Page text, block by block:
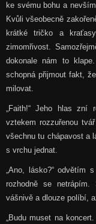
ke svému bohu a
Kvůli všeobecně
krátké tričko a
zimomřivost.
dokonale nám to
schopná přijmout fakt,
milovat.
„Faith!“ Jeho hlas zní
vztekem rozzuřenou
všechnu tu chápavost a
s vrchu jednat.
„Ano, lásko?“ odvětím
rozhodně se
vášnivě a dlouze políbí,
„Budu muset na